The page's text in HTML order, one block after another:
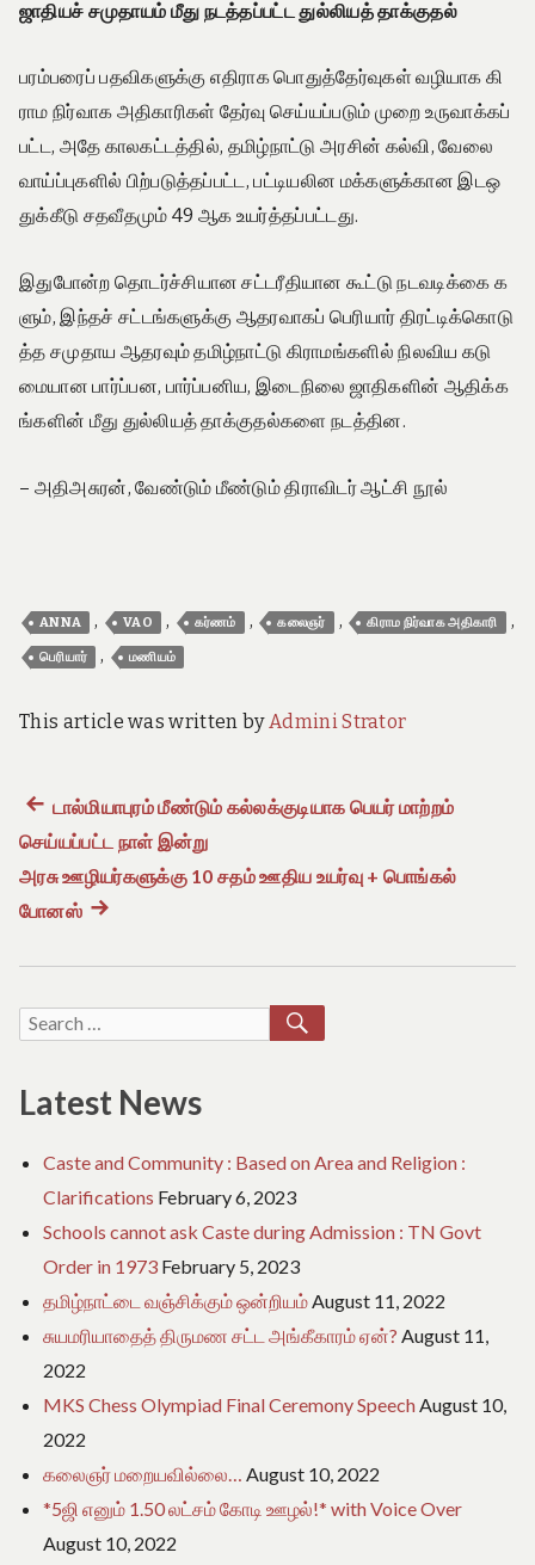
ஜாதியச் சமுதாயம் மீது நடத்தப்பட்ட துல்லியத்தாக்குதல்
பரம்பரைப் பதவிகளுக்கு எதிராக பொதுத்தேர்வுகள் வழியாக கி
ராம நிர்வாக அதிகாரிகள் தேர்வு செய்யப்படும் முறை உருவாக்கப்
பட்ட, அதே காலகட்டத்தில், தமிழ்நாட்டு அரசின் கல்வி, வேலை
வாய்ப்புகளில் பிற்படுத்தப்பட்ட, பட்டியலின மக்களுக்கான இடஒ
துக்கீடு சதவீதமும் 49 ஆக உயர்த்தப்பட்டது.
இதுபோன்ற தொடர்ச்சியான சட்டரீதியான கூட்டு நடவடிக்கை க
ளும், இந்தச் சட்டங்களுக்கு ஆதரவாகப் பெரியார் திரட்டிக்கொடு
த்த சமுதாய ஆதரவும் தமிழ்நாட்டு கிராமங்களில் நிலவிய கடு
மையான பார்ப்பன, பார்ப்பனிய, இடைநிலை ஜாதிகளின் ஆதிக்க
ங்களின் மீது துல்லியத் தாக்குதல்களை நடத்தின.
– அதிஅசுரன், வேண்டும் மீண்டும் திராவிடர் ஆட்சி நூல்
ANNA , VAO , கர்ணம் , கலைஞர் , கிராம நிர்வாக அதிகாரி ,
பெரியார் , மணியம்
This article was written by Admini Strator
Post
navigation
Previous
post:
டால்மியாபுரம் மீண்டும் கல்லக்குடியாக பெயர் மாற்றம்
செய்யப்பட்ட நாள் இன்று
அரசு ஊழியர்களுக்கு 10 சதம் ஊதிய உயர்வு + பொங்கல்
போனஸ்Next
Search
Latest News
Caste and Community : Based on Area and Religion :
Clarifications February 6, 2023
Schools cannot ask Caste during Admission : TN Govt
Order in 1973 February 5, 2023
தமிழ்நாட்டை வஞ்சிக்கும் ஒன்றியம்August 11, 2022
சுயமரியாதைத் திருமண சட்ட அங்கீகாரம் ஏன்? August 11,
2022
MKS Chess Olympiad Final Ceremony SpeechAugust 10,
2022
கலைஞர் மறையவில்லை… August 10, 2022
*5ஜி எனும் 1.50 லட்சம் கோடி ஊழல்!* with Voice Over
August 10, 2022